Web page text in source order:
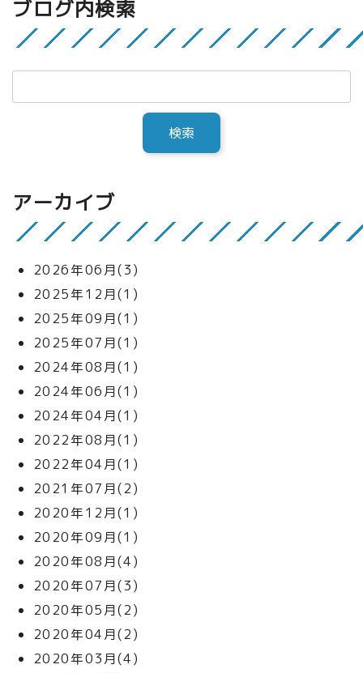
ブログ内検索
アーカイブ
2026年06月(3)
2025年12月(1)
2025年09月(1)
2025年07月(1)
2024年08月(1)
2024年06月(1)
2024年04月(1)
2022年08月(1)
2022年04月(1)
2021年07月(2)
2020年12月(1)
2020年09月(1)
2020年08月(4)
2020年07月(3)
2020年05月(2)
2020年04月(2)
2020年03月(4)